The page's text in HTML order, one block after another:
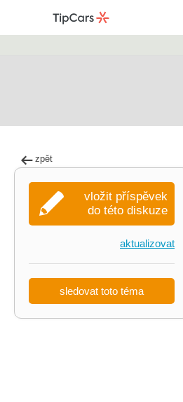
zpět
vložit příspěvek
do této diskuze
aktualizovat
sledovat toto téma